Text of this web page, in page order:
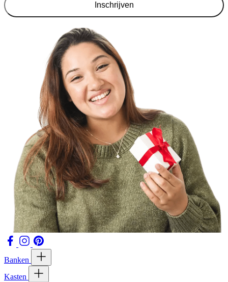
Inschrijven
Banken
Kasten